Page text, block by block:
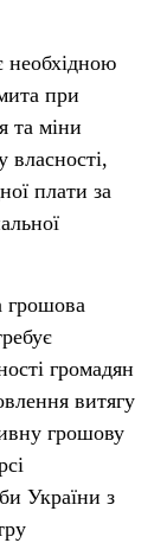
необхідною
при
та міни
власності,
плати за
грошова
громадян
витягу
грошову
України з